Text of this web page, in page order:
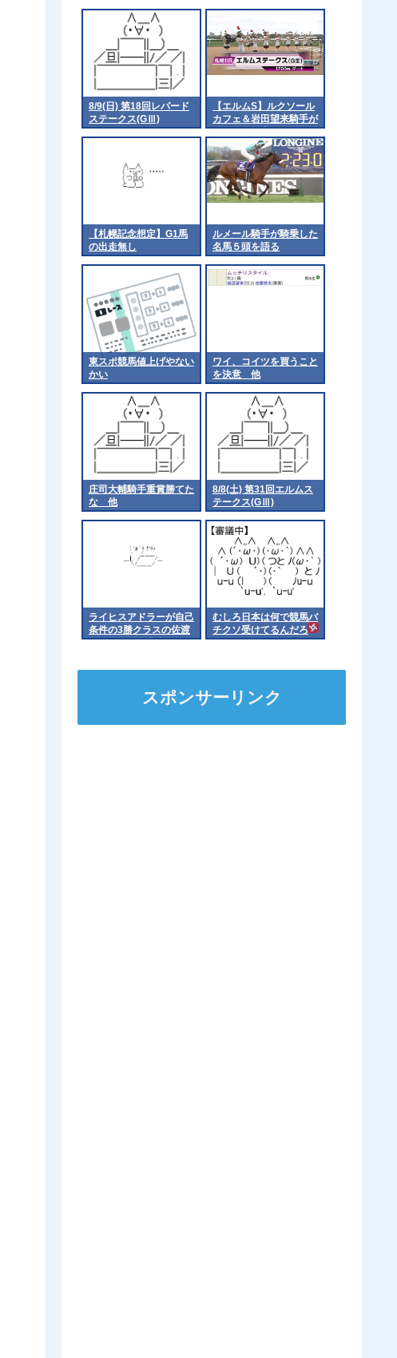
8/9(日) 第18回レパード
ステークス(GⅢ)
【エルムS】ルクソール
カフェ＆岩田望来騎手が
ｷﾀ━━━━(ﾟ
∀ﾟ)━━━━!!
【札幌記念想定】G1馬
の出走無し
ルメール騎手が騎乗した
名馬５頭を語る
東スポ競馬値上げやない
かい
ワイ、コイツを買うこと
を決意 他
庄司大輔騎手重賞勝てた
な 他
8/8(土) 第31回エルムス
テークス(GⅢ)
ライヒスアドラーが自己
条件の3勝クラスの佐渡
ステークスに出走
むしろ日本は何で競馬バ
チクソ受けてるんだろ
スポンサーリンク